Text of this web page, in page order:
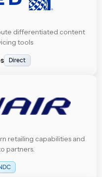
differentiated content
tools
Direct
retailing capabilities and
partners.